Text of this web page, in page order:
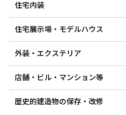
住宅内装
住宅展示場・モデルハウス
外装・エクステリア
店舗・ビル・マンション等
歴史的建造物の保存・改修